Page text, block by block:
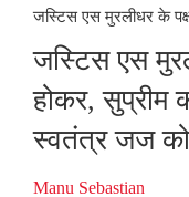
जस्टिस एस मुरलीधर के
जस्टिस एस
होकर, सुप्रीम
स्वतंत्र जज
Manu Sebastian